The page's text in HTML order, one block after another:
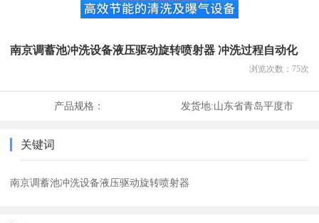
南京调蓄池冲洗设备液压驱动旋转喷射器 冲洗过程自动化
浏览次数： 75次
产品规格： 发货地:山东省青岛平度市
关键词
南京调蓄池冲洗设备液压驱动旋转喷射器